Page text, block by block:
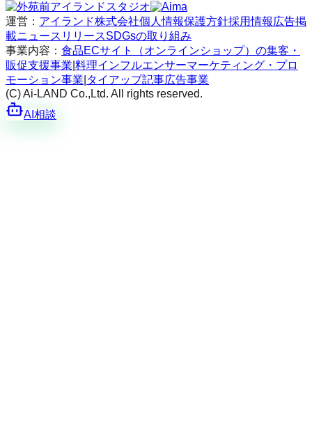
運営： アイランド株式会社個人情報保護方針採用情報 広告掲
載ニュースリリースSDGsの取り組み
事業内容： 食品ECサイト（オンラインショップ）の集客・
販促支援事業 料理インフルエンサーマーケティング・プロ
モーション事業 タイアップ記事広告事業
(C) Ai-LAND Co.,Ltd. All rights reserved.
AI相談